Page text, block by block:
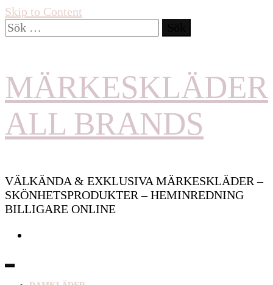
Skip to Content
Sök
efter:
MÄRKESKLÄDER
ALL BRANDS
VÄLKÄNDA & EXKLUSIVA MÄRKESKLÄDER –
SKÖNHETSPRODUKTER – HEMINREDNING
BILLIGARE ONLINE